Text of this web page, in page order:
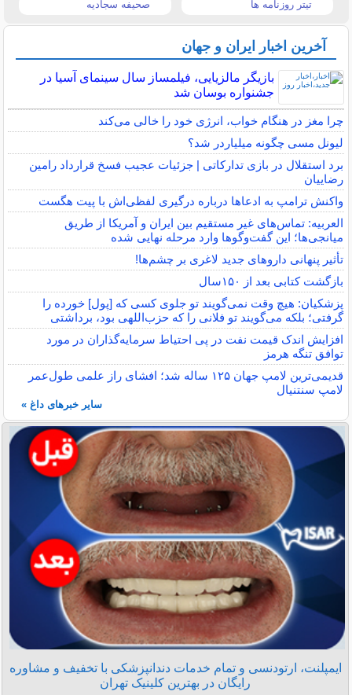
تیتر روزنامه ها صحیفه سجادیه
آخرین اخبار ایران و جهان
بازیگر مالزیایی، فیلمساز سال سینمای آسیا در
جشنواره بوسان شد
چرا مغز در هنگام خواب، انرژی خود را خالی می‌کند
لیونل مسی چگونه میلیاردر شد؟
برد استقلال در بازی تدارکاتی | جزئیات عجیب فسخ قرارداد رامین
رضاییان
واکنش ترامپ به ادعاها درباره درگیری لفظی‌اش با پیت هگست
العربیه: تماس‌های غیر مستقیم بین ایران و آمریکا از طریق
میانجی‌ها؛ این گفت‌و‌گو‌ها وارد مرحله نهایی شده
تأثیر پنهانی داروهای جدید لاغری بر چشم‌ها!
بازگشت کتابی بعد از ۱۵۰سال
پزشکیان: هیچ وقت نمی‌گویند تو جلوی کسی که [پول] خورده را
گرفتی؛ بلکه می‌گویند تو فلانی را که حزب‌اللهی بود، برداشتی
افزایش اندک قیمت نفت در پی احتیاط سرمایه‌گذاران در مورد
توافق تنگه هرمز
قدیمی‌ترین لامپ جهان ۱۲۵ ساله شد؛ افشای راز علمی طول‌عمر
لامپ سنتنیال
سایر خبرهای داغ »
ایمپلنت، ارتودنسی و تمام خدمات دندانپزشکی با تخفیف و مشاوره
رایگان در بهترین کلینیک تهران